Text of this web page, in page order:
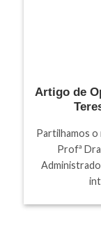
Artigo de
Partilhamos
Profª